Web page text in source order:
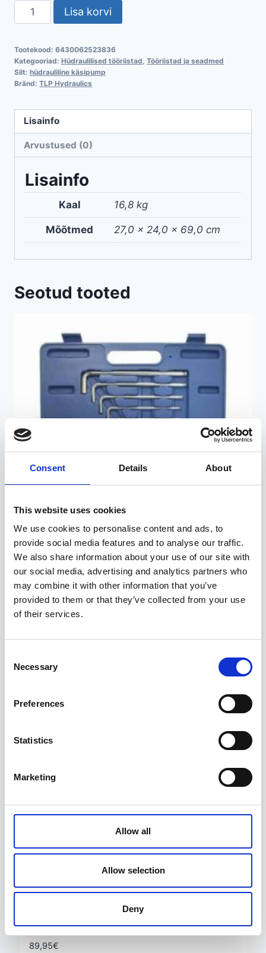
Consent Details About
This website uses cookies
We use cookies to personalise content and ads, to
provide social media features and to analyse our traffic.
We also share information about your use of our site with
our social media, advertising and analytics partners who
may combine it with other information that you’ve
provided to them or that they’ve collected from your use
of their services.
Selection
Necessary
Preferences
Statistics
Marketing
Allow all
Allow selection
Deny
Hüdrauliline
käsipump
2-
väljund
kogus
Lisa korvi
Tootekood: 6430062523836
Kategooriad: Hüdraulilised tööriistad Tööriistad ja seadmed
Silt: hüdrauliline käsipump
Bränd: TLP Hydraulics
Lisainfo
Arvustused (0)
Lisainfo
Kaal 16,8 kg
Mõõtmed 27,0 × 24,0 × 69,0 cm
Seotud tooted
Kuuskantvõtmete komplekt, 10 osa.
StahlKaiser
22,95 €
Keermete remondikomplekt 45 osa
StalhKaiser
89,95€